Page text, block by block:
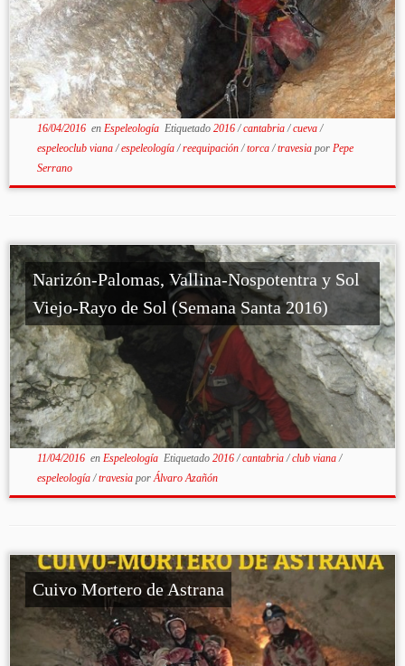
16/04/2016en Espeleología Etiquetado 2016/cantabria/cueva/
espeleoclub viana/espeleología/reequipación/torca/travesia por Pepe
Serrano
Narizón-Palomas, Vallina-Nospotentra y Sol
Viejo-Rayo de Sol (Semana Santa 2016)
11/04/2016en Espeleología Etiquetado 2016/cantabria/club viana/
espeleología/travesia porÁlvaro Azañón
Cuivo Mortero de Astrana